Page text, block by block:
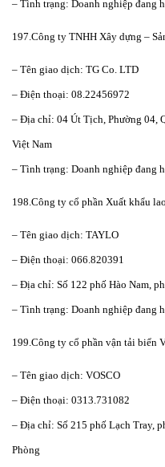
– Tình trạng: Doanh nghiệp đang
197.Công ty TNHH Xây dựng –
– Tên giao dịch: TG Co. LTD
– Điện thoại: 08.22456972
– Địa chỉ: 04 Út Tịch, Phường 04,
Việt Nam
– Tình trạng: Doanh nghiệp đang
198.Công ty cổ phần Xuất khẩu
– Tên giao dịch: TAYLO
– Điện thoại: 066.820391
– Địa chỉ: Số 122 phố Hào Nam,
– Tình trạng: Doanh nghiệp đang
199.Công ty cổ phần vận tải biển
– Tên giao dịch: VOSCO
– Điện thoại: 0313.731082
– Địa chỉ: Số 215 phố Lạch Tray,
Phòng